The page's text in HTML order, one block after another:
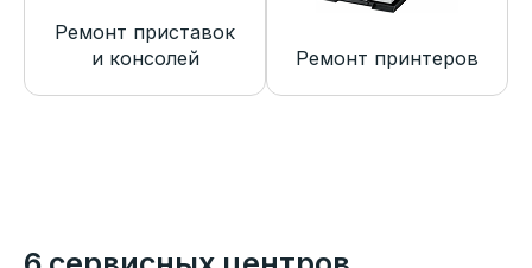
Ремонт приставок
и консолей
Ремонт принтеров